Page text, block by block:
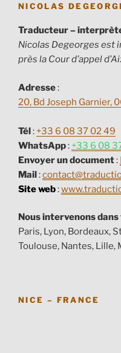
NICOLAS
Traducteur –
Nicolas Degeorges est
près la Cour d’appel
Adresse:
20, Bd Joseph Garnier,
Tél: +33 6 08 37 02 49
WhatsApp: +33 6 08
Envoyer un document:
Mail:
Site web:
Nous intervenons
Paris, Lyon, Bordeaux,
Toulouse, Nantes, Lille,
NICE – FRANCE